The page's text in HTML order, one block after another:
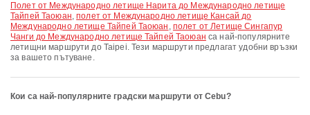
полет от Международно летище Нарита до Международно летище
Тайпей Таоюан,полет от Международно летище Кансай до
Международно летище Тайпей Таоюан , полет от Летище Сингапур
Чанги до Международно летище Тайпей Таоюан са най-популярните
летищни маршрути до Taipei. Тези маршрути предлагат удобни връзки
за вашето пътуване.
Кои са най-популярните градски маршрути от Cebu?